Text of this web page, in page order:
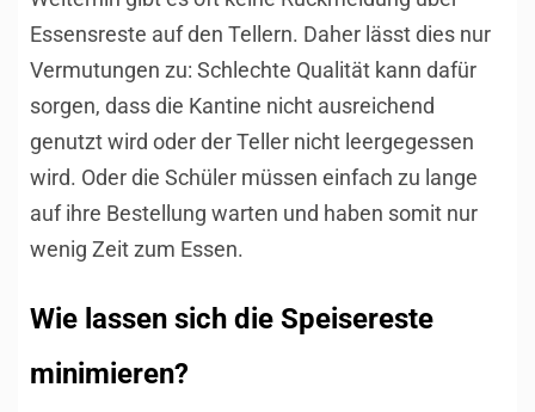
Essensreste auf den Tellern. Daher lässt dies nur
Vermutungen zu: Schlechte Qualität kann dafür
sorgen, dass die Kantine nicht ausreichend
genutzt wird oder der Teller nicht leergegessen
wird. Oder die Schüler müssen einfach zu lange
auf ihre Bestellung warten und haben somit nur
wenig Zeit zum Essen.
Wie lassen sich die Speisereste
minimieren?